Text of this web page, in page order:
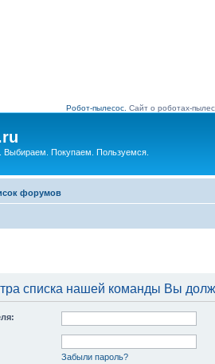
Робот-пылесос. Сайт о роботах-
Выбираем. Покупаем. Пользуемся.
форумов
списка нашей команды Вы
Забыли пароль?